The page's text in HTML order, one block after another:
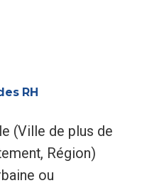
RH
(Ville de plus de
Région)
ou